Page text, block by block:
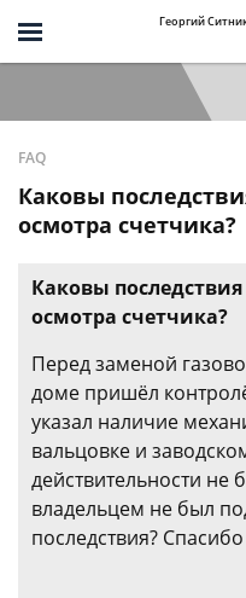
Георгий
FAQ
Каковы
осмотра счетчика?
Каковы
осмотра счетчика?
Перед заменой
доме пришёл
указал наличие
вальцовке и
действительности не
владельцем не был
последствия? Спасибо